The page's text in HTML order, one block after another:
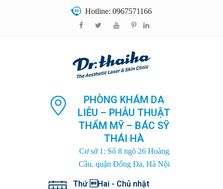
Hotline: 0967571166
PHÒNG KHÁM DA
LIỄU – PHẪU THUẬT
THẨM MỸ – BÁC SỸ
THÁI HÀ
Cơ sở 1: Số 8 ngõ 26 Hoàng
Cầu, quận Đống Đa, Hà Nội
Thứ Hai - Chủ nhật